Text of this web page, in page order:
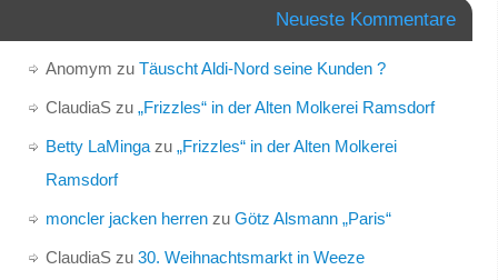
Neueste Kommentare
Anomym zu Täuscht Aldi-Nord seine Kunden ?
ClaudiaSzu „Frizzles“ in der Alten Molkerei Ramsdorf
Betty LaMingazu „Frizzles“ in der Alten Molkerei
Ramsdorf
moncler jacken herrenzu Götz Alsmann „Paris“
ClaudiaSzu 30. Weihnachtsmarkt in Weeze